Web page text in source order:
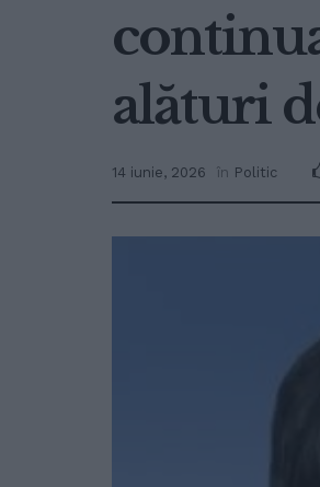
alături
14 iunie, 2026 în Politic